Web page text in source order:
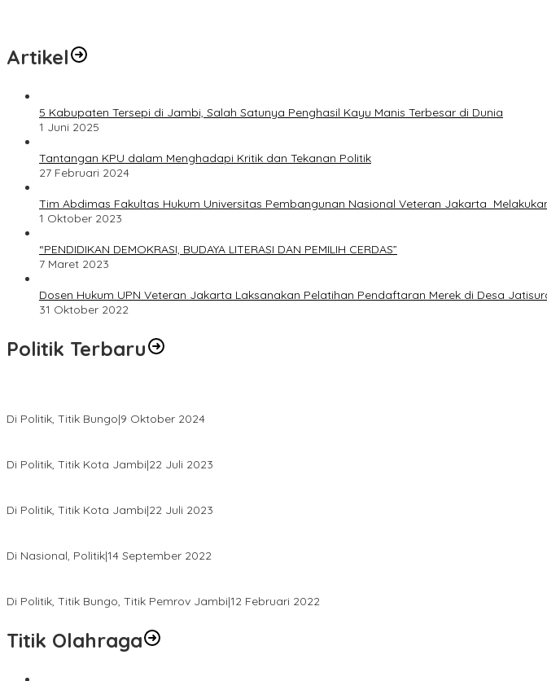
Artikel
5 Kabupaten Tersepi di Jambi, Salah Satunya Penghasil Kayu Manis Terbesar di Dunia
1 Juni 2025
Tantangan KPU dalam Menghadapi Kritik dan Tekanan Politik
27 Februari 2024
Tim Abdimas Fakultas Hukum Universitas Pembangunan Nasional Veteran Jakarta
1 Oktober 2023
“PENDIDIKAN DEMOKRASI, BUDAYA LITERASI DAN PEMILIH CERDAS”
7 Maret 2023
Dosen Hukum UPN Veteran Jakarta Laksanakan Pelatihan Pendaftaran Merek di Desa
31 Oktober 2022
Politik Terbaru
Di Politik, Titik Bungo|9 Oktober 2024
Di Politik, Titik Kota Jambi|22 Juli 2023
Di Politik, Titik Kota Jambi|22 Juli 2023
Di Nasional, Politik|14 September 2022
Di Politik, Titik Bungo, Titik Pemrov Jambi|12 Februari 2022
Titik Olahraga